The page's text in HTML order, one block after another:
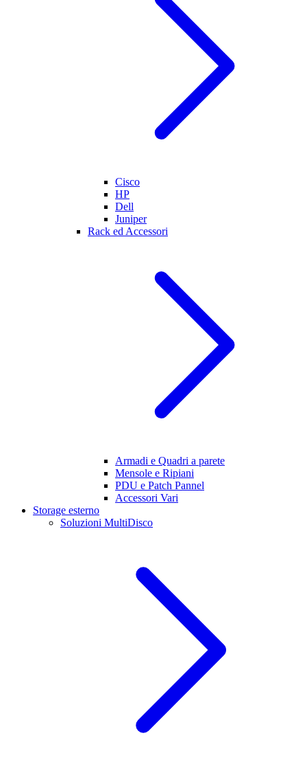
Cisco
HP
Dell
Juniper
Rack ed Accessori
Armadi e Quadri a parete
Mensole e Ripiani
PDU e Patch Pannel
Accessori Vari
Storage esterno
Soluzioni MultiDisco